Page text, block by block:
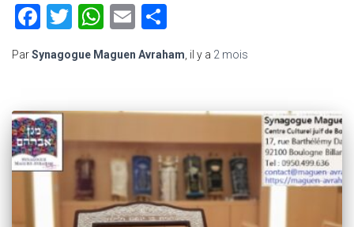
Facebook
Twitter
WhatsApp
Email
ParSynagogue Maguen Avraham , il y a 2 mois